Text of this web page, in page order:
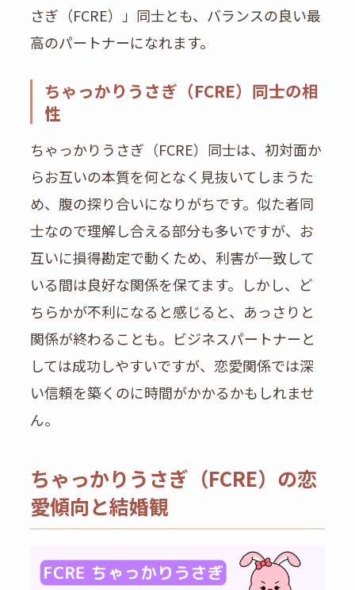
さぎ（FCRE）」同士とも、バランスの良い最
高のパートナーになれます。
ちゃっかりうさぎ（FCRE）同士の相
性
ちゃっかりうさぎ（FCRE）同士は、初対面か
らお互いの本質を何となく見抜いてしまうた
め、腹の探り合いになりがちです。似た者同
士なので理解し合える部分も多いですが、お
互いに損得勘定で動くため、利害が一致して
いる間は良好な関係を保てます。しかし、ど
ちらかが不利になると感じると、あっさりと
関係が終わることも。ビジネスパートナーと
しては成功しやすいですが、恋愛関係では深
い信頼を築くのに時間がかかるかもしれませ
ん。
ちゃっかりうさぎ（FCRE）の恋
愛傾向と結婚観